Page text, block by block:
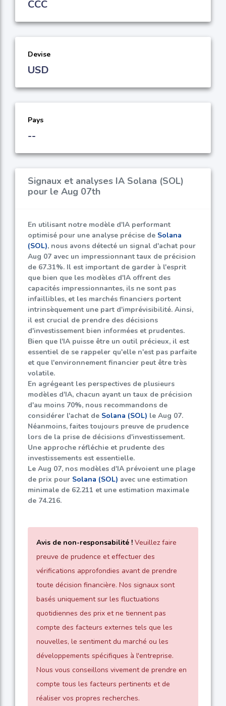
CCC
Devise
USD
Pays
--
Signaux et analyses IA Solana (SOL)
pour le Aug 07th
En utilisant notre modèle d'IA performant
optimisé pour une analyse précise de Solana
(SOL), nous avons détecté un signal d'achat pour
Aug 07 avec un impressionnant taux de précision
de 67.31%. Il est important de garder à l'esprit
que bien que les modèles d'IA offrent des
capacités impressionnantes, ils ne sont pas
infaillibles, et les marchés financiers portent
intrinsèquement une part d'imprévisibilité. Ainsi,
il est crucial de prendre des décisions
d'investissement bien informées et prudentes.
Bien que l'IA puisse être un outil précieux, il est
essentiel de se rappeler qu'elle n'est pas parfaite
et que l'environnement financier peut être très
volatile.
En agrégeant les perspectives de plusieurs
modèles d'IA, chacun ayant un taux de précision
d'au moins 70%, nous recommandons de
considérer l'achat de Solana (SOL) le Aug 07.
Néanmoins, faites toujours preuve de prudence
lors de la prise de décisions d'investissement.
Une approche réfléchie et prudente des
investissements est essentielle.
Le Aug 07, nos modèles d'IA prévoient une plage
de prix pour Solana (SOL) avec une estimation
minimale de 62.211 et une estimation maximale
de 74.216.
Avis de non-responsabilité ! Veuillez faire
preuve de prudence et effectuer des
vérifications approfondies avant de prendre
toute décision financière. Nos signaux sont
basés uniquement sur les fluctuations
quotidiennes des prix et ne tiennent pas
compte des facteurs externes tels que les
nouvelles, le sentiment du marché ou les
développements spécifiques à l'entreprise.
Nous vous conseillons vivement de prendre en
compte tous les facteurs pertinents et de
réaliser vos propres recherches.